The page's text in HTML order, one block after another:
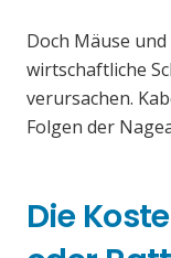
Doch Mäuse
wirtschaftliche
verursachen.
Folgen der
Die